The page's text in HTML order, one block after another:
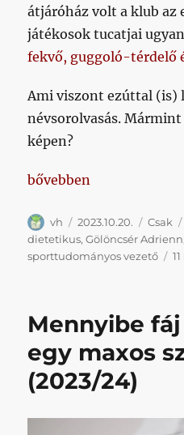
átjáróház volt a klub az
játékosok tucatjai
fekvő, guggoló-térdelő
Ami viszont ezúttal (is)
névsorolvasás.
képen?
„Ezt a posztot azok
bővebben
Szerző
vh Közzétéve
2023.10.20. Csak
dietetikus,Gölöncsér Adrienn
sporttudományos vezető
Mennyibe
egy maxos
(2023/24)